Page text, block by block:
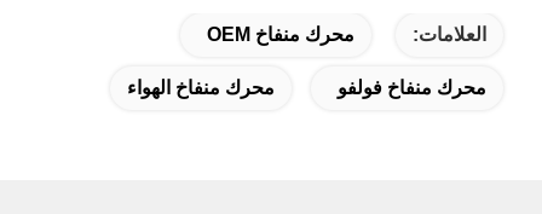
العلامات: محرك منفاخ OEM
محرك منفاخ فولفو محرك منفاخ الهواء